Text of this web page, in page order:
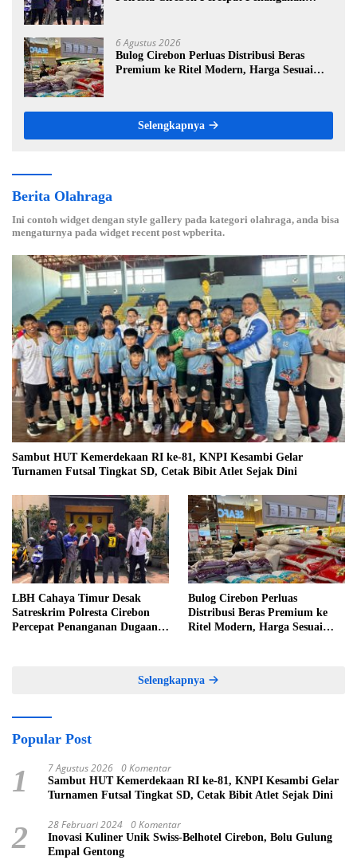
6 Agustus 2026
Bulog Cirebon Perluas Distribusi Beras
Premium ke Ritel Modern, Harga Sesuai
Selengkapnya
Berita Olahraga
Ini contoh widget dengan style gallery pada kategori olahraga, anda bisa
mengaturnya pada widget recent post wpberita.
Sambut HUT Kemerdekaan RI ke-81, KNPI Kesambi Gelar
Turnamen Futsal Tingkat SD, Cetak Bibit Atlet Sejak Dini
LBH Cahaya Timur Desak
Satreskrim Polresta Cirebon
Percepat Penanganan Dugaan
Bulog Cirebon Perluas
Distribusi Beras Premium ke
Ritel Modern, Harga Sesuai
Selengkapnya
Popular Post
1 7 Agustus 2026 0 Komentar
Sambut HUT Kemerdekaan RI ke-81, KNPI Kesambi Gelar
Turnamen Futsal Tingkat SD, Cetak Bibit Atlet Sejak Dini
2 28 Februari 2024 0 Komentar
Inovasi Kuliner Unik Swiss-Belhotel Cirebon, Bolu Gulung
Empal Gentong